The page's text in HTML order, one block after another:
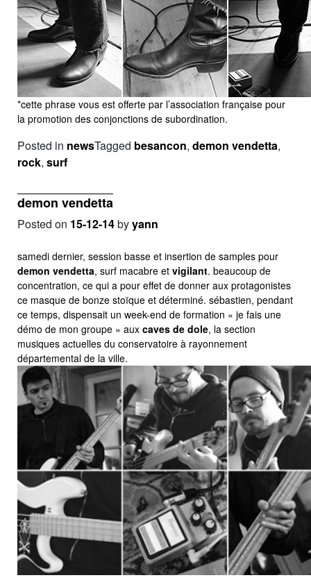
*cette phrase vous est offerte par l’association française pour
la promotion des conjonctions de subordination.
Posted in newsTagged besancon, demon vendetta,
rock, surf
demon vendetta
Posted on 15-12-14byyann
samedi dernier, session basse et insertion de samples pour
demon vendetta, surf macabre et vigilant. beaucoup de
concentration, ce qui a pour effet de donner aux protagonistes
ce masque de bonze stoïque et déterminé. sébastien, pendant
ce temps, dispensait un week-end de formation « je fais une
démo de mon groupe » aux caves de dole, la section
musiques actuelles du conservatoire à rayonnement
départemental de la ville.